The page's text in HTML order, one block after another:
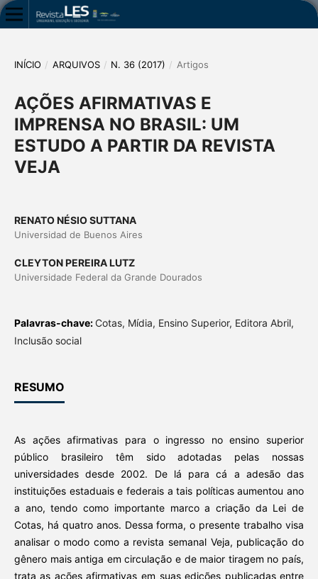
INÍCIO / ARQUIVOS / N. 36 (2017) / Artigos
AÇÕES AFIRMATIVAS E
IMPRENSA NO BRASIL: UM
ESTUDO A PARTIR DA REVISTA
VEJA
RENATO NÉSIO SUTTANA
Universidad de Buenos Aires
CLEYTON PEREIRA LUTZ
Universidade Federal da Grande Dourados
Palavras-chave: Cotas, Mídia, Ensino Superior, Editora Abril,
Inclusão social
RESUMO
As ações afirmativas para o ingresso no ensino superior
público brasileiro têm sido adotadas pelas nossas
universidades desde 2002. De lá para cá a adesão das
instituições estaduais e federais a tais políticas aumentou ano
a ano, tendo como importante marco a criação da Lei de
Cotas, há quatro anos. Dessa forma, o presente trabalho visa
analisar o modo como a revista semanal Veja, publicação do
gênero mais antiga em circulação e de maior tiragem no país,
trata as ações afirmativas em suas edições publicadas entre